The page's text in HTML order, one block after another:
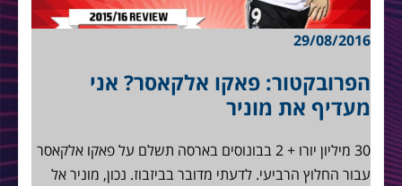
29/08/2016
הפרובקטור: פאקו אלקאסר? אני
מעדיף את מוניר
30 מיליון יורו + 2 בבונוסים בארסה תשלם על פאקו אלקאסר
עבור החלוץ הרביעי. לדעתי מדובר בביזבוז. נכון, מוניר אל